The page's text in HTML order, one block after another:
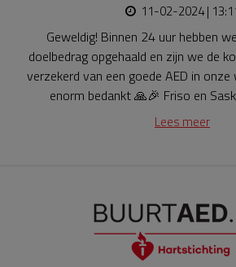
11-02-2024 |
Geweldig! Binnen 24 uur hebben
doelbedrag opgehaald en zijn we de
verzekerd van een goede AED in
enorm bedankt 🙏🎉 Friso en
Lees meer